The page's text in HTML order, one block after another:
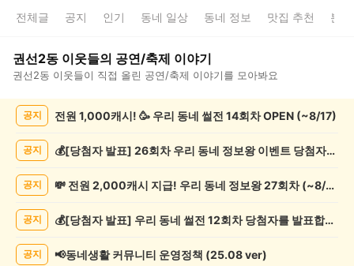
전체글 공지 인기 동네 일상 동네 정보 맛집 추천 분
권선2동 이웃들의 공연/축제 이야기
권선2동 이웃들이 직접 올린 공연/축제 이야기를 모아봐요
연/
공지 전원 1,000캐시! 🥳 우리 동네 썰전 14회차 OPEN (~8/17)
공지 💰[당첨자 발표] 26회차 우리 동네 정보왕 이벤트 당첨자를 발표합니다!
공지 💸 전원 2,000캐시 지급! 우리 동네 정보왕 27회차 (~8/10)
공지 💰[당첨자 발표] 우리 동네 썰전 12회차 당첨자를 발표합니다!
공지 📢동네생활 커뮤니티 운영정책 (25.08 ver)